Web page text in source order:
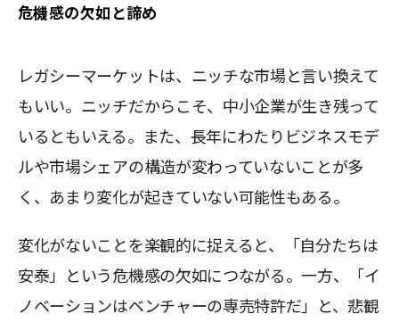
危機感の欠如と諦め
レガシーマーケットは、ニッチな市場と言い換えて
もいい。ニッチだからこそ、中小企業が生き残って
いるともいえる。また、長年にわたりビジネスモデ
ルや市場シェアの構造が変わっていないことが多
く、あまり変化が起きていない可能性もある。
変化がないことを楽観的に捉えると、「自分たちは
安泰」という危機感の欠如につながる。一方、「イ
ノベーションはベンチャーの専売特許だ」と、悲観